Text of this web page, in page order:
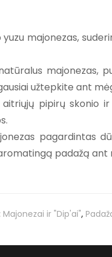
majonezas,
majonezas,
užtepkite ant
aitriųjų pipirų skonio
pagardintas
padažą
Majonezai ir "Dip'ai",